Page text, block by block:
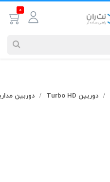
0
/ دوربین Turbo HD / دوربین